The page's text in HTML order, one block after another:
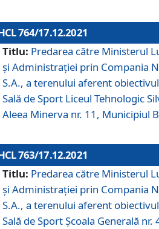
764/17.12.2021
Titlu: Predarea către Ministerul
și Administrației prin Compania
S.A., a terenului aferent
Sală de Sport Liceul Tehnologic
Aleea Minerva nr. 11, Municipiul
763/17.12.2021
Titlu: Predarea către Ministerul
și Administrației prin Compania
S.A., a terenului aferent
Sală de Sport Școala Generală nr.